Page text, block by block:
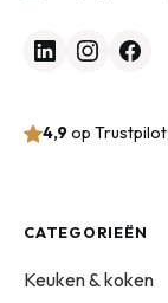
4,9op Trustpilot
CATEGORIEËN
Keuken & koken